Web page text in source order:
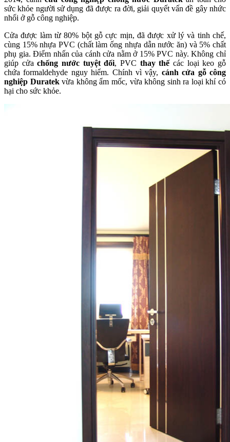
sức khỏe người sử dụng đã được ra đời, giải quyết vấn đề gây nhức
nhối ở gỗ công nghiệp.
Cửa được làm từ 80% bột gỗ cực mịn, đã được xử lý và tinh chế,
cùng 15% nhựa PVC (chất làm ống nhựa dẫn nước ăn) và 5% chất
phụ gia. Điểm nhấn của cánh cửa nằm ở 15% PVC này. Không chỉ
giúp cửachống nước tuyệt đối, PVC thay thếcác loại keo gỗ
chứa formaldehyde nguy hiểm. Chính vì vậy, cánh cửa gỗ công
nghiệp Duratekvừa không ẩm mốc, vừa không sinh ra loại khí có
hại cho sức khỏe.